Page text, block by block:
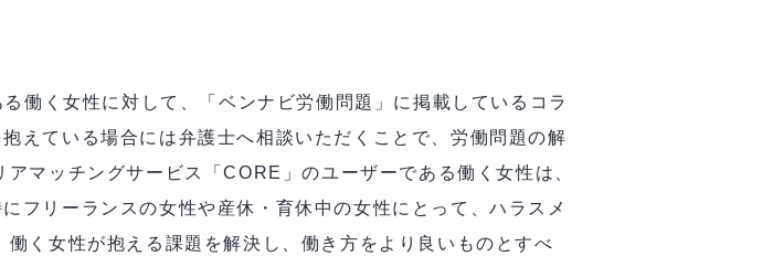
働く女性に対して、「ベンナビ労働問題」に掲載しているコラ
えている場合には弁護士へ相談いただくことで、労働問題の解
マッチングサービス「CORE」のユーザーである働く女性は、
フリーランスの女性や産休・育休中の女性にとって、ハラスメ
く女性が抱える課題を解決し、働き方をより良いものとすべ